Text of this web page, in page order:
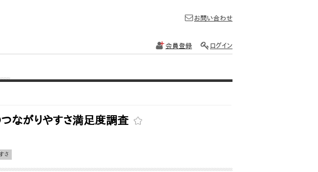
お問い合わせ
会員登録 ログイン
ながりやすさ満足度調査
さ